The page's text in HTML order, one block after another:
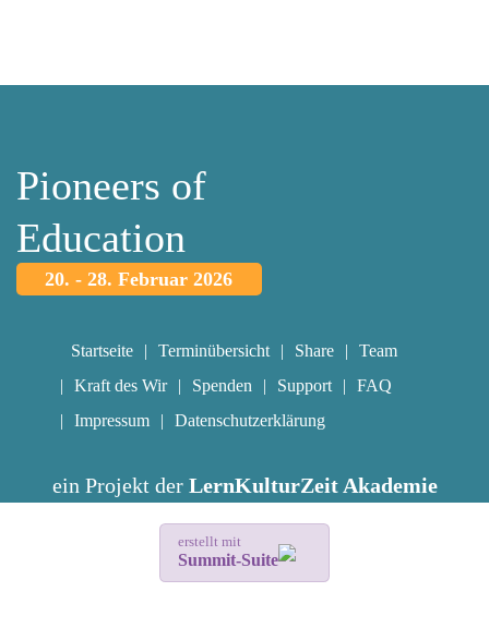
Pioneers of
Education
20. - 28. Februar 2026
Startseite Terminübersicht Share
Team
Kraft des Wir
Spenden Support
FAQ
Impressum
Datenschutzerklärung
ein Projekt der LernKulturZeit Akademie
erstellt mit
Summit-Suite